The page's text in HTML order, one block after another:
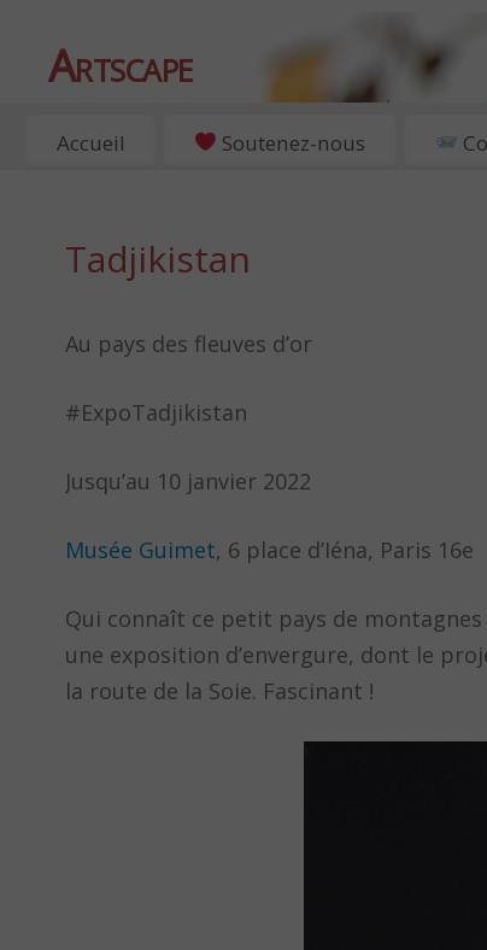
Artscape
EXPOSITIONS, ART ET CULTURE À PARIS
Accueil Soutenez-nous
Tadjikistan
Au pays des fleuves d’or
#ExpoTadjikistan
Jusqu’au 10 janvier 2022
Musée Guimet, 6 place d’Iéna, Paris 16e
Qui connaît ce petit pays de
une exposition d’envergure, dont le
la route de la Soie. Fascinant !